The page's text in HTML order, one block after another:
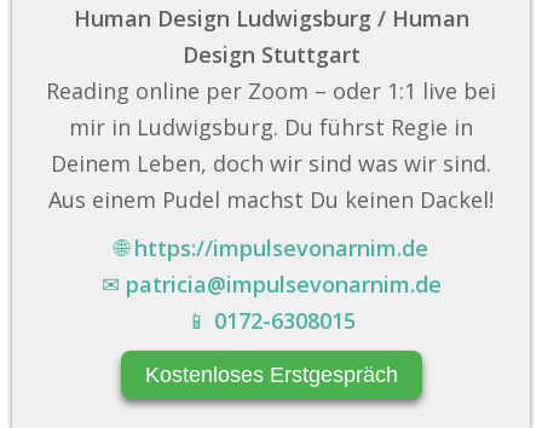
Human Design Ludwigsburg / Human
Design Stuttgart
Reading online per Zoom – oder 1:1 live bei
mir in Ludwigsburg. Du führst Regie in
Deinem Leben, doch wir sind was wir sind.
Aus einem Pudel machst Du keinen Dackel!
🌐https://impulsevonarnim.de
✉ patricia@impulsevonarnim.de
📱 0172-6308015
Kostenloses Erstgespräch